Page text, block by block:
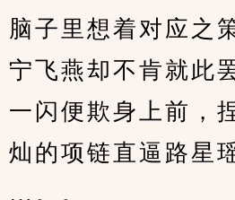
脑子里想着对应之
宁飞燕却不肯就此
一闪便欺身上前，
灿的项链直逼路星
…。。